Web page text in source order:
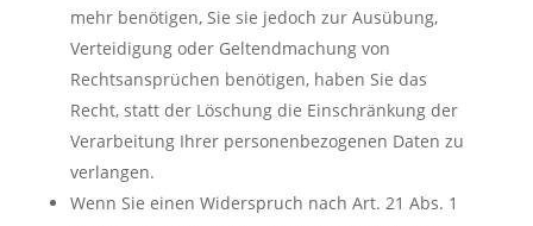
mehr benötigen, Sie sie jedoch zur Ausübung,
Verteidigung oder Geltendmachung von
Rechtsansprüchen benötigen, haben Sie das
Recht, statt der Löschung die Einschränkung der
Verarbeitung Ihrer personenbezogenen Daten zu
verlangen.
Wenn Sie einen Widerspruch nach Art. 21 Abs. 1